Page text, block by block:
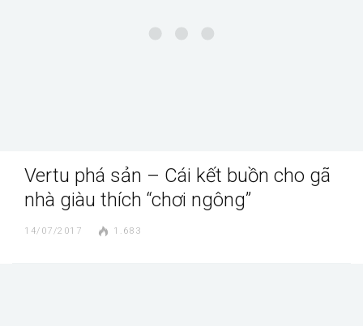
Vertu phá sản – Cái kết buồn cho gã
nhà giàu thích “chơi ngông”
14/07/2017 1.683